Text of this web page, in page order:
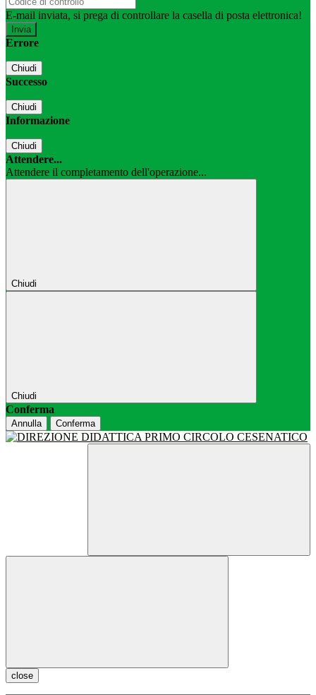
E-mail inviata, si prega di controllare la casella di posta elettronica!
Errore
Chiudi
Successo
Chiudi
Informazione
Chiudi
Attendere...
Attendere il completamento dell'operazione...
Chiudi
Chiudi
Conferma
Annulla Conferma
close